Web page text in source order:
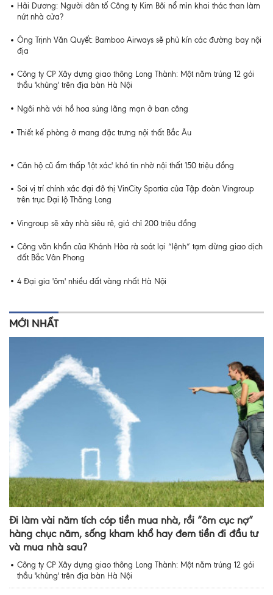
Hải Dương: Người dân tố Công ty Kim Bôi nổ mìn khai thác than làm
nứt nhà cửa?
Ông Trịnh Văn Quyết: Bamboo Airways sẽ phủ kín các đường bay nội
địa
Công ty CP Xây dựng giao thông Long Thành: Một năm trúng 12 gói
thầu 'khủng' trên địa bàn Hà Nội
Ngôi nhà với hồ hoa súng lãng mạn ở ban công
Thiết kế phòng ở mang đặc trưng nội thất Bắc Âu
Căn hộ cũ ẩm thấp 'lột xác' khó tin nhờ nội thất 150 triệu đồng
Soi vị trí chính xác đại đô thị VinCity Sportia của Tập đoàn Vingroup
trên trục Đại lộ Thăng Long
Vingroup sẽ xây nhà siêu rẻ, giá chỉ 200 triệu đồng
Công văn khẩn của Khánh Hòa rà soát lại “lệnh” tạm dừng giao dịch
đất Bắc Vân Phong
4 Đại gia 'ôm' nhiều đất vàng nhất Hà Nội
MỚI NHẤT
Đi làm vài năm tích cóp tiền mua nhà, rồi “ôm cục nợ”
hàng chục năm, sống kham khổ hay đem tiền đi đầu tư
và mua nhà sau?
Công ty CP Xây dựng giao thông Long Thành: Một năm trúng 12 gói
thầu 'khủng' trên địa bàn Hà Nội